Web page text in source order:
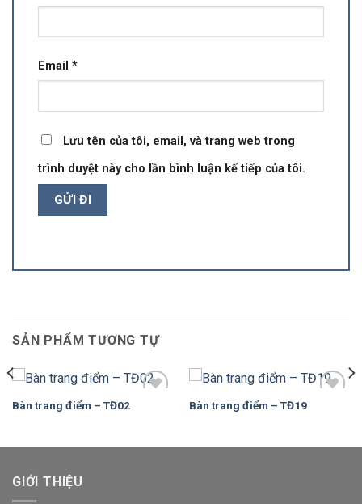
Email *
Lưu tên của tôi, email, và trang web trong
trình duyệt này cho lần bình luận kế tiếp của tôi.
SẢN PHẨM TƯƠNG TỰ
Bàn trang điểm – TĐ02 Bàn trang điểm – TĐ19
GIỚI THIỆU